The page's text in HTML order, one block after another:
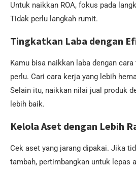
Untuk naikkan ROA, fokus pada
Tidak perlu langkah rumit.
Tingkatkan Laba dengan
Kamu bisa naikkan laba dengan
perlu. Cari cara kerja yang lebih
Selain itu, naikkan nilai jual produk
lebih baik.
Kelola Aset dengan Lebih
Cek aset yang jarang dipakai. Jika
tambah, pertimbangkan untuk lepas